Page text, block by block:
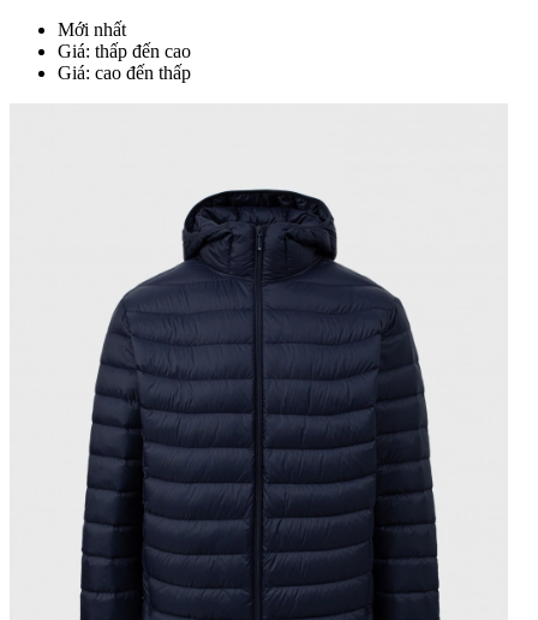
Mới nhất
Giá: thấp đến cao
Giá: cao đến thấp